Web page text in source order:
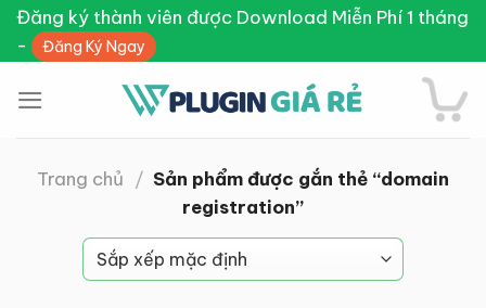
Skip
content
Đăng ký thành viên được Download Miễn Phí 1 tháng
-
Đăng Ký Ngay
Trang chủ / Sản phẩm được gắn thẻ “domain
registration”